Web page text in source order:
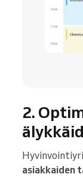
2.
asiakkaiden